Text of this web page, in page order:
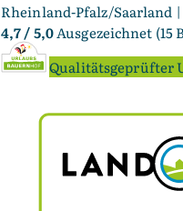
Rheinland-Pfalz/Saarland |
4,7/ 5,0Ausgezeichnet (15
Qualitätsgeprüfter